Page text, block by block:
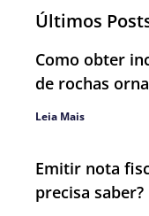
Últimos
Como obter
de rochas
Leia Mais
Emitir nota
precisa saber?